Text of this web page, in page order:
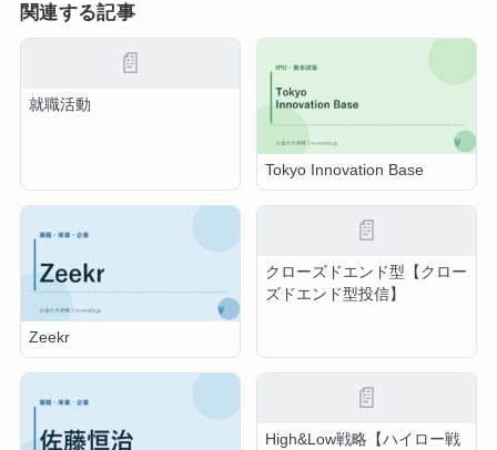
関連する記事
📄
就職活動
Tokyo Innovation Base
Zeekr
📄
クローズドエンド型【クロー
ズドエンド型投信】
📄
High&Low戦略【ハイロー戦